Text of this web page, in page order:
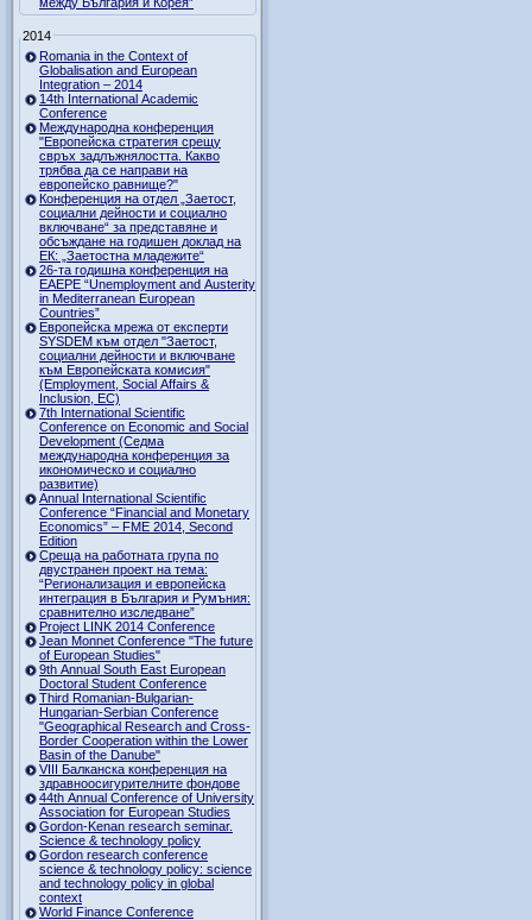
2014
Romania in the Context of
Globalisation and European
Integration – 2014
14th International Academic
Conference
Международна конференция
"Европейска стратегия срещу
свръх задлъжнялостта. Какво
трябва да се направи на
европейско равнище?"
Конференция на отдел „Заетост,
социални дейности и социално
включване“ за представяне и
обсъждане на годишен доклад на
ЕК: „Заетостна младежите“
26-та годишна конференция на
EAEPE “Unemployment and Austerity
in Mediterranean European
Countries”
Eвропейска мрежа от експерти
SYSDEM към отдел "Заетост,
социални дейности и включване
към Европейската комисия"
(Employment, Social Affairs &
Inclusion, ЕС)
7th International Scientific
Conference on Economic and Social
Development (Седма
международна конференция за
икономическо и социално
развитие)
Annual International Scientific
Conference “Financial and Monetary
Economics” – FME 2014, Second
Edition
Среща на работната група по
двустранен проект на тема:
“Регионализация и европейска
интеграция в България и Румъния:
сравнително изследване”
Project LINK 2014 Conference
Jean Monnet Conference "The future
of European Studies"
9th Annual South East European
Doctoral Student Conference
Third Romanian-Bulgarian-
Hungarian-Serbian Conference
"Geographical Research and Cross-
Border Cooperation within the Lower
Basin of the Danube"
VIII Балканска конференция на
здравноосигурителните фондове
44th Annual Conference of University
Association for European Studies
Gordon-Kenan research seminar.
Science & technology policy
Gordon research сonference
science & technology policy: science
and technology policy in global
context
World Finance Conference